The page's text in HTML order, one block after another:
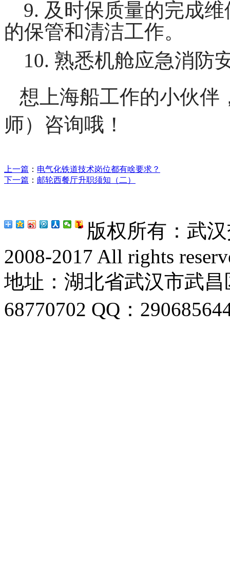
9. 及时保质量的完成
的保管和清洁工作。
10. 熟悉机舱应急消防
想上海船工作的小伙伴
师）咨询哦！
上一篇 ： 电气化铁道技术岗位都有啥要求？
下一篇 ： 邮轮西餐厅升职须知（二）
版权所有：武
2008-2017 All rights
地址：湖北省武汉市武
68770702 QQ：